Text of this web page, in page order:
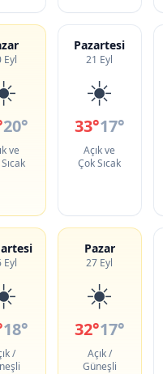
Eyl
20°
ve
Pazartesi
21 Eyl
☀️
33°17°
Açık ve
Çok Sıcak
Eyl
18°
/
Pazar
27 Eyl
☀️
32°17°
Açık /
Güneşli